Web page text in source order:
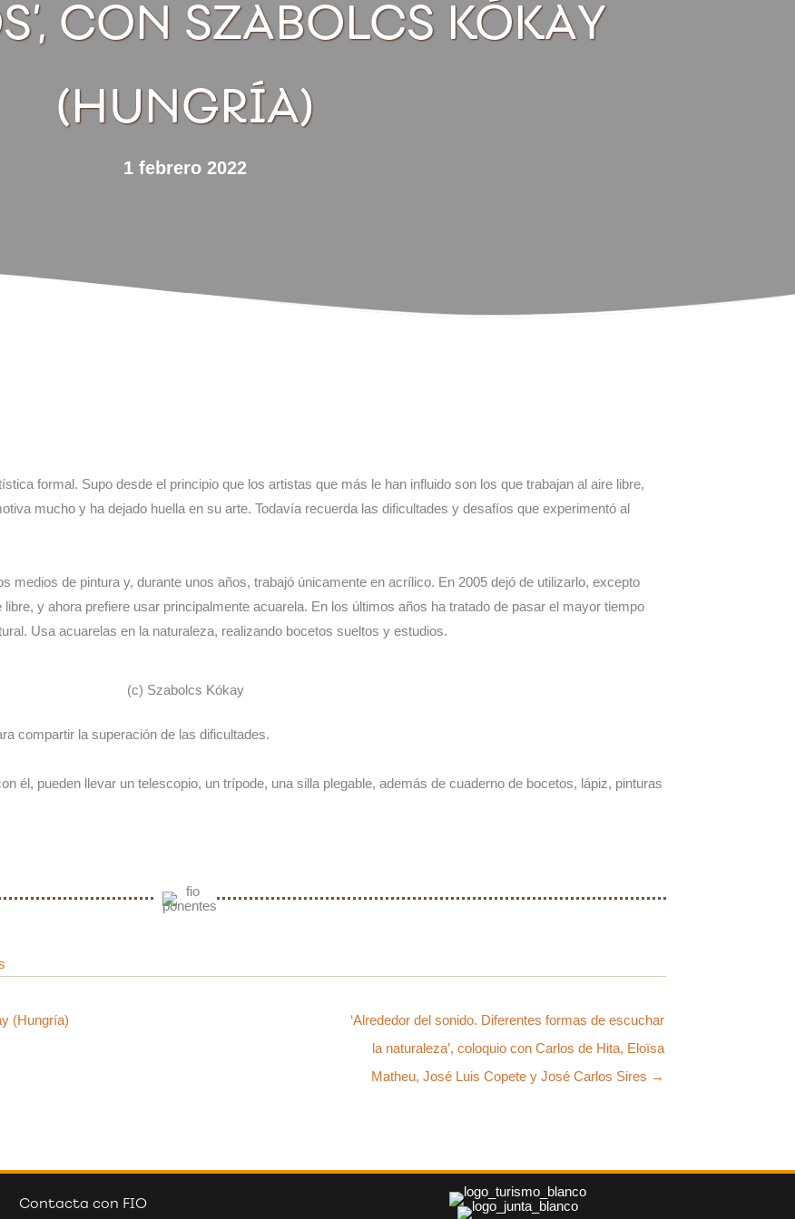
CON SZABOLCS KÓKAY
(HUNGRÍA)
1 febrero 2022
formal. Supo desde el principio que los artistas que más le han influido son los que trabajan al aire libre,
mucho y ha dejado huella en su arte. Todavía recuerda las dificultades y desafíos que experimentó al
medios de pintura y, durante unos años, trabajó únicamente en acrílico. En 2005 dejó de utilizarlo, excepto
y ahora prefiere usar principalmente acuarela. En los últimos años ha tratado de pasar el mayor tiempo
Usa acuarelas en la naturaleza, realizando bocetos sueltos y estudios.
(c) Szabolcs Kókay
compartir la superación de las dificultades.
él, pueden llevar un telescopio, un trípode, una silla plegable, además de cuaderno de bocetos, lápiz, pinturas
(Hungría)
‘Alrededor del sonido. Diferentes formas de escuchar
la naturaleza’, coloquio con Carlos de Hita, Eloïsa
Matheu, José Luis Copete y José Carlos Sires →
Contacta con FIO